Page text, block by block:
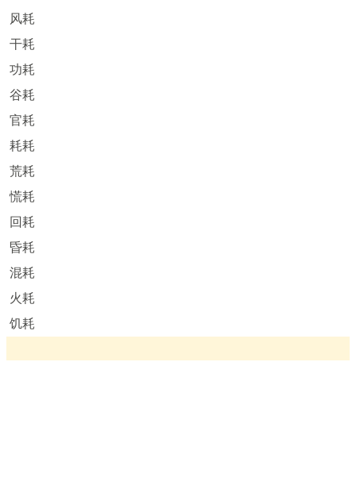
风耗
干耗
功耗
谷耗
官耗
耗耗
荒耗
慌耗
回耗
昏耗
混耗
火耗
饥耗